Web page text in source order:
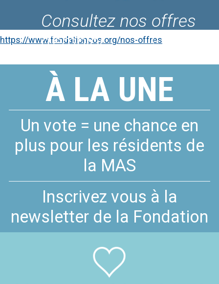
https://www.fondationcos.org/nos-offres
Consultez nos offres
d'emploi
Le Fablab du COS
CRPF
À LA UNE
Un vote = une chance en
plus pour les résidents de
la MAS
Inscrivez vous à la
newsletter de la Fondation